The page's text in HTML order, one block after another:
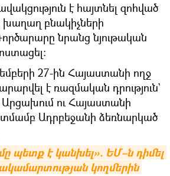
է հայտնել զոհված
խաղաղ բնակիչների
նրանց նյութական
27-ին Հայաստանի ողջ
է ռազմական դրություն`
ու Հայաստանի
Ադրբեջանի ձեռնարկած
պետք է կանխել». ԵՄ–ն դիմել
կողմերին